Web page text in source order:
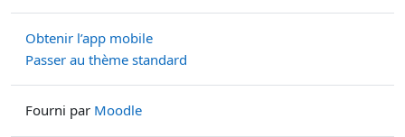
Obtenir l’app mobile
Passer au thème standard
Fourni par Moodle